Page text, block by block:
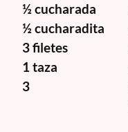
½ cucharada
½ cucharadita
3 filetes
1 taza
3